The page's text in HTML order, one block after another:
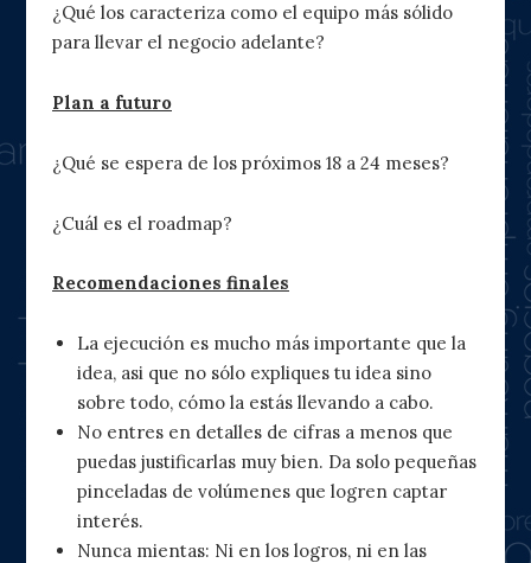
¿Qué los caracteriza como el equipo más sólido
para llevar el negocio adelante?
Plan a futuro
¿Qué se espera de los próximos 18 a 24 meses?
¿Cuál es el roadmap?
Recomendaciones finales
La ejecución es mucho más importante que la
idea, asi que no sólo expliques tu idea sino
sobre todo, cómo la estás llevando a cabo.
No entres en detalles de cifras a menos que
puedas justificarlas muy bien. Da solo pequeñas
pinceladas de volúmenes que logren captar
interés.
Nunca mientas: Ni en los logros, ni en las